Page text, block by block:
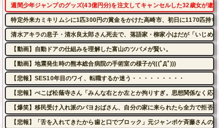
週間少年ジャンプのグッズ(43億円分)を注文してキャンセルした32歳女が逮捕
特定外来カミキリムシに1匹300円の賞金をかけた高崎市、初日に1170匹持ち
清水アキラの息子・清水良太郎さん死去で、落語家・柳家小はだが「いじめ
【動画】自動ドアの仕組みを理解した富山のツバメが賢い。
【動画】地震発生時の熊本総合病院の手術室の様子が(((ﾟДﾟ)))
【悲報】SES10年目のワイ、転職するか迷う・・・・・・・・・
【悲報】ぺこぱ松蔭寺さん「みんな右とか左とか拘りすぎ。思想関係なく応
【爆笑】移民受け入れ派のパヨおばさん、自分の家に来られたら全力で拒否
【悲報】「舌を入れてきたから歯と口でブロック」元ジャンポケ斉藤さんの